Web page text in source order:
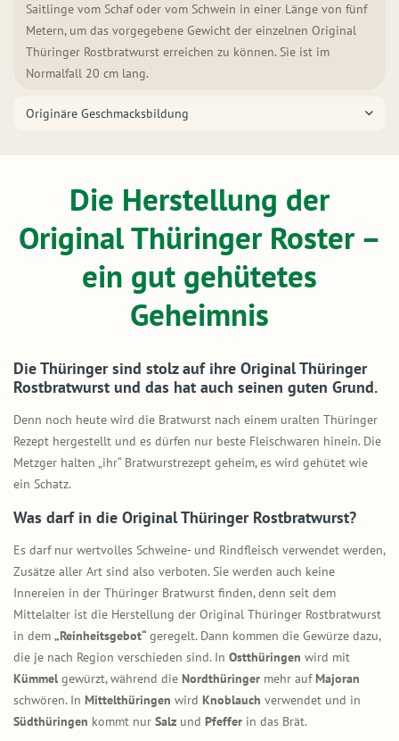
Saitlinge vom Schaf oder vom Schwein in einer Länge von fünf
Metern, um das vorgegebene Gewicht der einzelnen Original
Thüringer Rostbratwurst erreichen zu können. Sie ist im
Normalfall 20 cm lang.
Originäre Geschmacksbildung
Die Herstellung der
Original Thüringer Roster –
ein gut gehütetes
Geheimnis
Die Thüringer sind stolz auf ihre Original Thüringer
Rostbratwurst und das hat auch seinen guten Grund.
Denn noch heute wird die Bratwurst nach einem uralten Thüringer
Rezept hergestellt und es dürfen nur beste Fleischwaren hinein. Die
Metzger halten „ihr“ Bratwurstrezept geheim, es wird gehütet wie
ein Schatz.
Was darf in die Original Thüringer Rostbratwurst?
Es darf nur wertvolles Schweine- und Rindfleisch verwendet werden,
Zusätze aller Art sind also verboten. Sie werden auch keine
Innereien in der Thüringer Bratwurst finden, denn seit dem
Mittelalter ist die Herstellung der Original Thüringer Rostbratwurst
in dem „Reinheitsgebot“ geregelt. Dann kommen die Gewürze dazu,
die je nach Region verschieden sind. In Ostthüringen wird mit
Kümmel gewürzt, während die Nordthüringer mehr aufMajoran
schwören. In Mittelthüringen wird Knoblauch verwendet und in
Südthüringen kommt nur Salz und Pfeffer in das Brät.